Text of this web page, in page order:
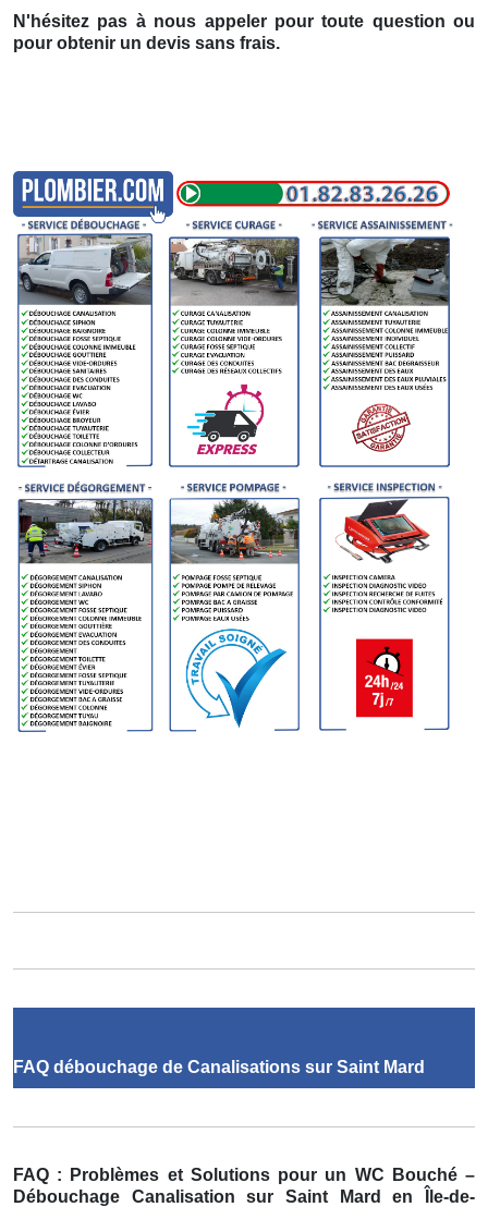
N'hésitez pas à nous appeler pour toute question ou
pour obtenir un devis sans frais.
FAQ débouchage de Canalisations sur Saint Mard
FAQ : Problèmes et Solutions pour un WC Bouché –
Débouchage Canalisation sur Saint Mard en Île-de-